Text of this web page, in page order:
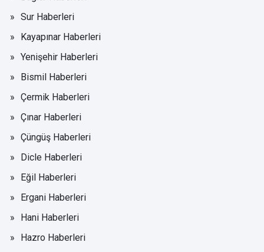
Sur Haberleri
Kayapınar Haberleri
Yenişehir Haberleri
Bismil Haberleri
Çermik Haberleri
Çınar Haberleri
Çüngüş Haberleri
Dicle Haberleri
Eğil Haberleri
Ergani Haberleri
Hani Haberleri
Hazro Haberleri